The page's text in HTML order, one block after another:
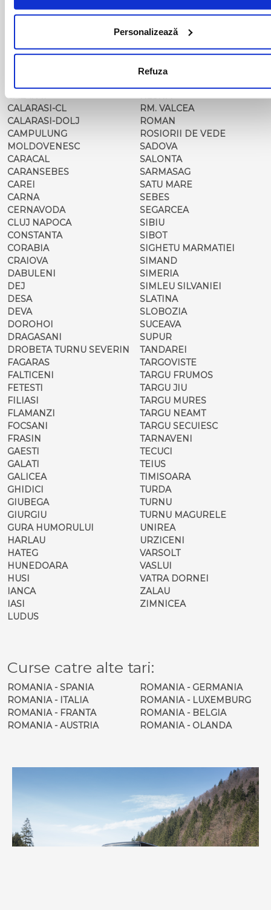
Personalizează
Refuza
BISTRITA
BLAJ
BRAILA
BRASOV
CALAFAT
CALARASI-CL
CALARASI-DOLJ
CAMPULUNG
MOLDOVENESC
CARACAL
CARANSEBES
CAREI
CARNA
CERNAVODA
CLUJ NAPOCA
CONSTANTA
CORABIA
CRAIOVA
DABULENI
DEJ
DESA
DEVA
DOROHOI
DRAGASANI
DROBETA TURNU SEVERIN
FAGARAS
FALTICENI
FETESTI
FILIASI
FLAMANZI
FOCSANI
FRASIN
GAESTI
GALATI
GALICEA
GHIDICI
GIUBEGA
GIURGIU
GURA HUMORULUI
HARLAU
HATEG
HUNEDOARA
HUSI
IANCA
IASI
LUDUS
PITESTI
PLOIESTI
PODARI
RADOVAN
RAST
RESITA
RM. VALCEA
ROMAN
ROSIORII DE VEDE
SADOVA
SALONTA
SARMASAG
SATU MARE
SEBES
SEGARCEA
SIBIU
SIBOT
SIGHETU MARMATIEI
SIMAND
SIMERIA
SIMLEU SILVANIEI
SLATINA
SLOBOZIA
SUCEAVA
SUPUR
TANDAREI
TARGOVISTE
TARGU FRUMOS
TARGU JIU
TARGU MURES
TARGU NEAMT
TARGU SECUIESC
TARNAVENI
TECUCI
TEIUS
TIMISOARA
TURDA
TURNU
TURNU MAGURELE
UNIREA
URZICENI
VARSOLT
VASLUI
VATRA DORNEI
ZALAU
ZIMNICEA
Curse catre alte tari:
ROMANIA - SPANIA
ROMANIA - ITALIA
ROMANIA - FRANTA
ROMANIA - AUSTRIA
ROMANIA - GERMANIA
ROMANIA - LUXEMBURG
ROMANIA - BELGIA
ROMANIA - OLANDA